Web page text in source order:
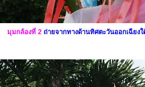
มุมกล้องที่ 2 ถ่ายจากทางด้านทิศตะวันออกเฉียง